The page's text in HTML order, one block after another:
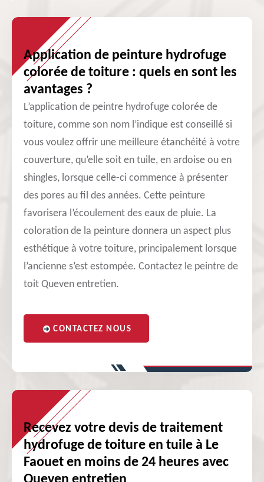
Application de peinture hydrofuge
colorée de toiture : quels en sont les
avantages ?
L’application de peintre hydrofuge colorée de
toiture, comme son nom l’indique est conseillé si
vous voulez offrir une meilleure étanchéité à votre
couverture, qu’elle soit en tuile, en ardoise ou en
shingles, lorsque celle-ci commence à présenter
des pores au fil des années. Cette peinture
favorisera l’écoulement des eaux de pluie. La
coloration de la peinture donnera un aspect plus
esthétique à votre toiture, principalement lorsque
l’ancienne s’est estompée. Contactez le peintre de
toit Queven entretien.
CONTACTEZ NOUS
Recevez votre devis de traitement
hydrofuge de toiture en tuile à Le
Faouet en moins de 24 heures avec